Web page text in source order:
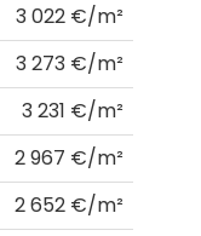
3 022 €/m²
3 273 €/m²
3 231 €/m²
2 967 €/m²
2 652 €/m²